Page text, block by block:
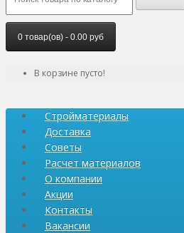
0 товар(ов) - 0.00 руб
В корзине пусто!
Стройматериалы
Доставка
Советы
Расчет материалов
О компании
Акции
Контакты
Вакансии